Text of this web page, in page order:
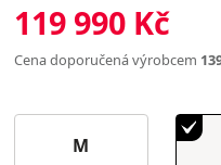
119 990 Kč
Cena doporučená výrobcem
M